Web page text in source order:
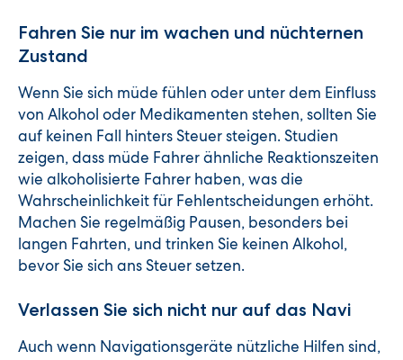
Fahren Sie nur im wachen und nüchternen
Zustand
Wenn Sie sich müde fühlen oder unter dem Einfluss
von Alkohol oder Medikamenten stehen, sollten Sie
auf keinen Fall hinters Steuer steigen. Studien
zeigen, dass müde Fahrer ähnliche Reaktionszeiten
wie alkoholisierte Fahrer haben, was die
Wahrscheinlichkeit für Fehlentscheidungen erhöht.
Machen Sie regelmäßig Pausen, besonders bei
langen Fahrten, und trinken Sie keinen Alkohol,
bevor Sie sich ans Steuer setzen.
Verlassen Sie sich nicht nur auf das Navi
Auch wenn Navigationsgeräte nützliche Hilfen sind,